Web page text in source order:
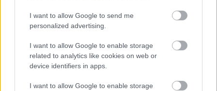
I want to allow Google to send me
personalized advertising.
I want to allow Google to enable storage
related to analytics like cookies on web or
device identifiers in apps.
I want to allow Google to enable storage
MANUTDFANATICS.HU